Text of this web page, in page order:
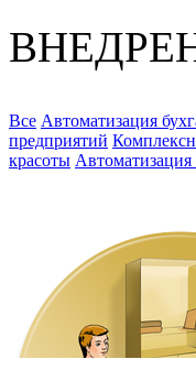
Все Автоматизация
предприятий
красоты Автоматизация